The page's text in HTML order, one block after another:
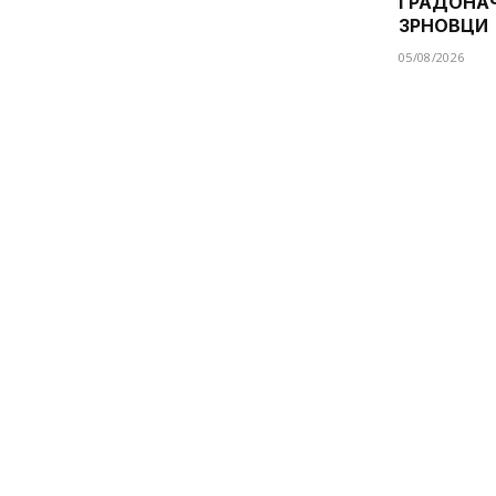
ЗРНОВЦИ
05/08/2026